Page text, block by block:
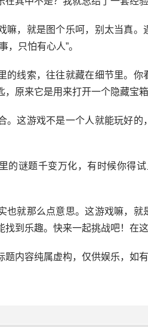
嘛，就是图个乐呵，别太当真
，只怕有心人”。
的线索，往往就藏在细节里。
原来它是用来打开一个隐藏宝箱
。这游戏不是一个人就能玩好
的谜题千变万化，有时候你得
也就那么点意思。这游戏嘛，
找到乐趣。快来一起挑战吧！在
题内容纯属虚构，仅供娱乐，如